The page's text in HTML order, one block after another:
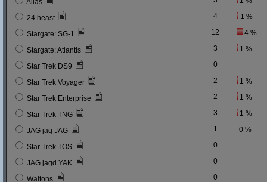
Alias
24 heast 4 1 %
Stargate: SG-1 12 4 %
Stargate: Atlantis 3 1 %
Star Trek DS9 0
Star Trek Voyager 2 1 %
Star Trek Enterprise 2 1 %
Star Trek TNG 3 1 %
JAG jag JAG 1 0 %
Star Trek TOS 0
JAG jagd YAK 0
Waltons 0